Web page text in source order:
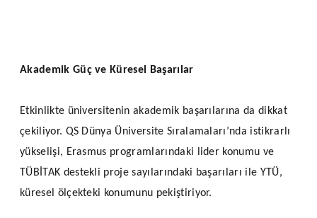
Akademik Güç ve Küresel Başarılar
Etkinlikte üniversitenin akademik başarılarına da dikkat
çekiliyor. QS Dünya Üniversite Sıralamaları’nda istikrarlı
yükselişi, Erasmus programlarındaki lider konumu ve
TÜBİTAK destekli proje sayılarındaki başarıları ile YTÜ,
küresel ölçekteki konumunu pekiştiriyor.